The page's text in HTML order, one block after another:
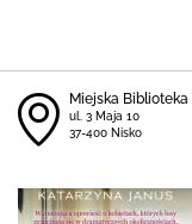
Miejska
ul. 3 Maja 10
37-400 Nisko